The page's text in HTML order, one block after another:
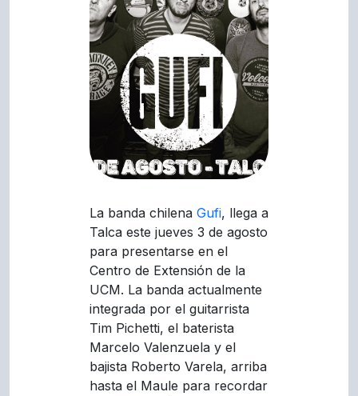
La banda chilena Gufi, llega a
Talca este jueves 3 de agosto
para presentarse en el
Centro de Extensión de la
UCM. La banda actualmente
integrada por el guitarrista
Tim Pichetti, el baterista
Marcelo Valenzuela y el
bajista Roberto Varela, arriba
hasta el Maule para recordar